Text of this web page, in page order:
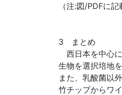
（注:図/PDFに記
3 まとめ
西日本を中心
生物を選択培地
また、乳酸菌以
竹チップからワ